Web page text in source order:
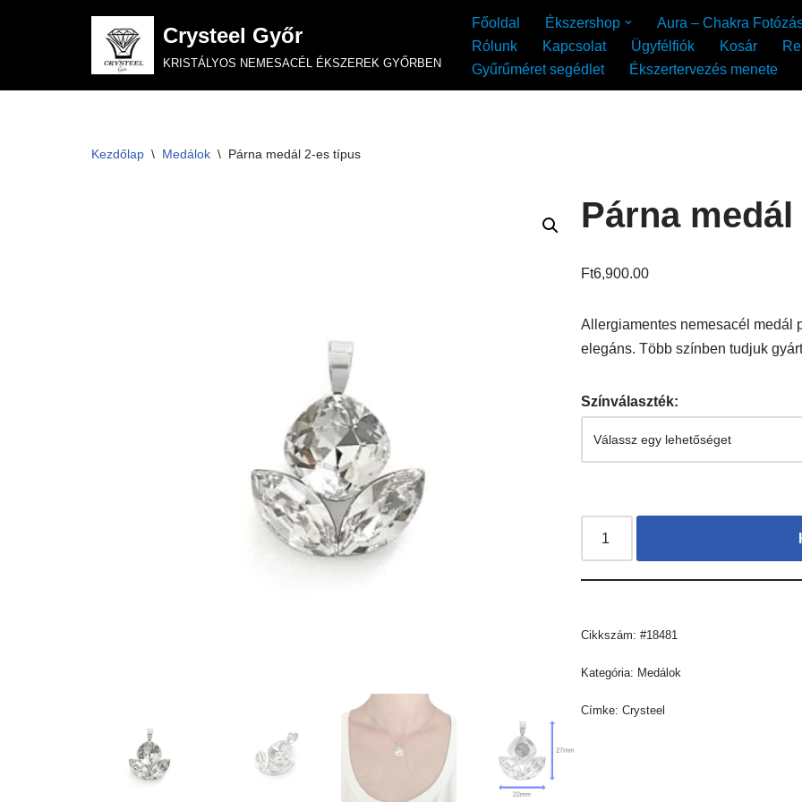
Crysteel Győr
KRISTÁLYOS NEMESACÉL ÉKSZEREK GYŐRBEN
Főoldal Ékszershop Aura – Chakra
Rólunk
Kapcsolat Ügyfélfiók Kosár
Gyűrűméret segédlet
Ékszertervezés menete
Kezdőlap \ Medálok \ Párna medál 2-es típus
Párna
Ft6,900.00
Allergiamentes nemesacél medál
elegáns. Több színben tudjuk
Színválaszték:
Cikkszám:#18481
Kategória: Medálok
Címke:Crysteel